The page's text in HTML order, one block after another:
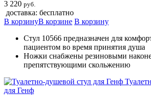
3 220 руб.
доставка: бесплатно
В корзинуВ корзине В корзину
Стул 10566 предназначен для
пациентом во время принятия душа
Ножки снабжены резиновыми
препятствующими скольжению
для Генф